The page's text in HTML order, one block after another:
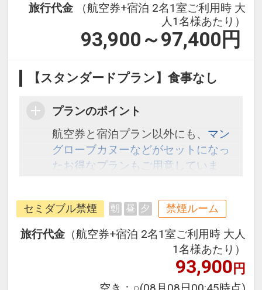
旅行代金
（航空券+宿泊 2名1室ご利用時 大
人1名様あたり）
93,900～97,400 円
【スタンダードプラン】食事なし
プランのポイント
航空券と宿泊プラン以外にも、 マン
グローブカヌーなどがセットになっ
たお得なプランもご用意していま
セミダブル禁煙 朝 昼 夕 禁煙ルーム
旅行代金 （航空券+宿泊 2名1室ご利用時 大人
1名様あたり）
93,900円